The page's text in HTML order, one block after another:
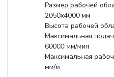
Размер рабочей
2050x4000 мм
Высота рабочей
Максимальная
60000 мм/мин
Максимальная
мм/м